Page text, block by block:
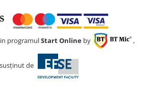
programulStart Online by ,
susținut de